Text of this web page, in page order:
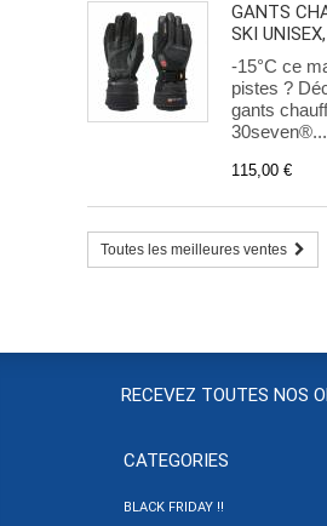
GANTS
SKI
-15°C ce
pistes ?
gants
30seven®...
115,00 €
Toutes les meilleures ventes
RECEVEZ TOUTES NOS
CATÉGORIES
BLACK FRIDAY !!